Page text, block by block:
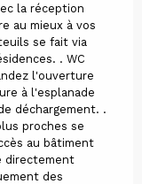
la réception
au mieux à vos
se fait via
. WC
l'ouverture
à l'esplanade
déchargement. .
proches se
au bâtiment
directement
des